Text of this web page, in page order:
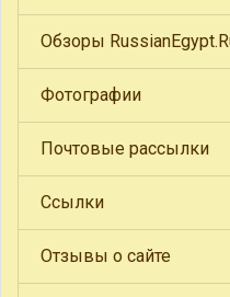
Обзоры
Фотографии
Почтовые рассылки
Ссылки
Отзывы о сайте